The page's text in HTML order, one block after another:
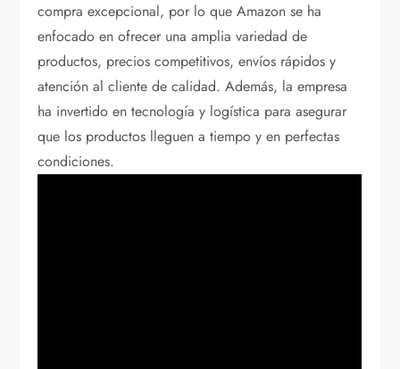
compra excepcional, por lo que Amazon se ha
enfocado en ofrecer una amplia variedad de
productos, precios competitivos, envíos rápidos y
atención al cliente de calidad. Además, la empresa
ha invertido en tecnología y logística para asegurar
que los productos lleguen a tiempo y en perfectas
condiciones.